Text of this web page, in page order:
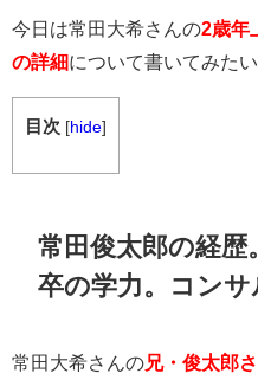
今日は常田大希さんの2歳年
の詳細について書いてみたい
目次 [hide]
常田俊太郎の経歴
卒の学力。コン
常田大希さんの兄・俊太郎